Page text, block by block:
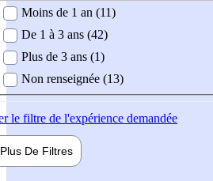
demandée
Moins de 1 an (11)
De 1 à 3 ans (42)
Plus de 3 ans (1)
Non renseignée (13)
le filtre de l'expérience demandée
Plus De Filtres